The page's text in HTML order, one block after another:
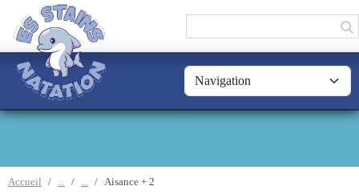
Accueil Aisance + 2
Panneau de gestion des cookies